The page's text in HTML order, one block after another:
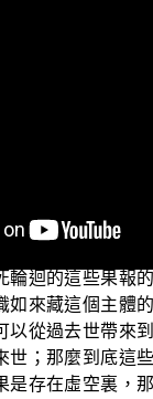
不可知不可證。
有作用，又存在
輪迴的這些果報
如來藏這個主體
以從過去世帶來
世；那麼到底這
是存在虛空裏，